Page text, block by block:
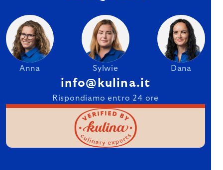
Anna Sylwie Dana
info@kulina.it
Rispondiamo entro 24 ore